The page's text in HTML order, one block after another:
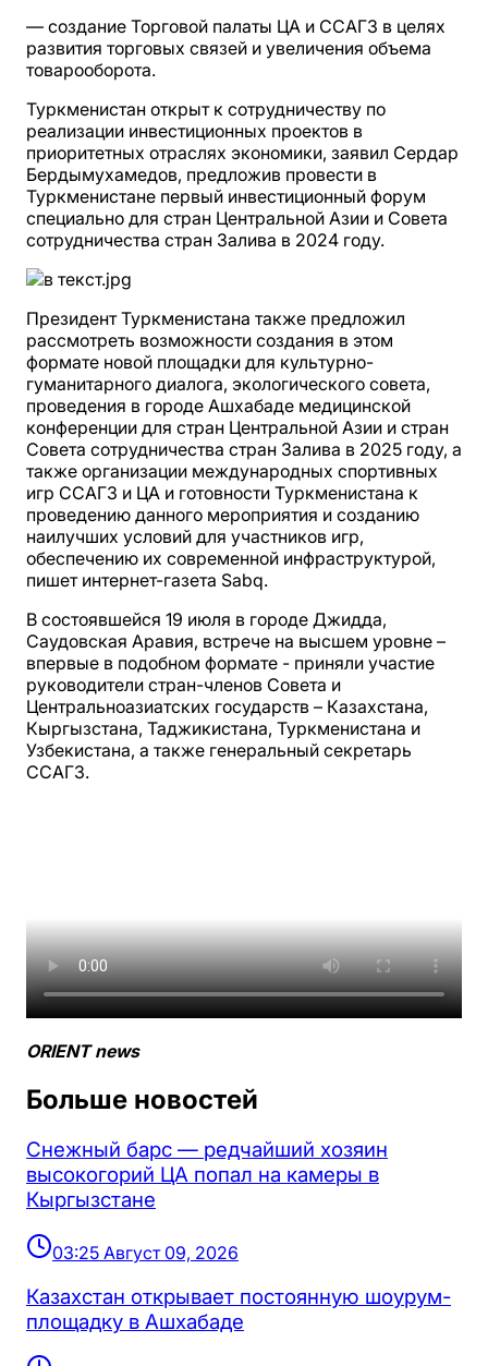
― создание Торговой палаты ЦА и ССАГЗ в целях
развития торговых связей и увеличения объема
товарооборота.
Туркменистан открыт к сотрудничеству по
реализации инвестиционных проектов в
приоритетных отраслях экономики, заявил Сердар
Бердымухамедов, предложив провести в
Туркменистане первый инвестиционный форум
специально для стран Центральной Азии и Совета
сотрудничества стран Залива в 2024 году.
Президент Туркменистана также предложил
рассмотреть возможности создания в этом
формате новой площадки для культурно-
гуманитарного диалога, экологического совета,
проведения в городе Ашхабаде медицинской
конференции для стран Центральной Азии и стран
Совета сотрудничества стран Залива в 2025 году, а
также организации международных спортивных
игр ССАГЗ и ЦА и готовности Туркменистана к
проведению данного мероприятия и созданию
наилучших условий для участников игр,
обеспечению их современной инфраструктурой,
пишет интернет-газета Sabq.
В состоявшейся 19 июля в городе Джидда,
Саудовская Аравия, встрече на высшем уровне –
впервые в подобном формате - приняли участие
руководители стран-членов Совета и
Центральноазиатских государств – Казахстана,
Кыргызстана, Таджикистана, Туркменистана и
Узбекистана, а также генеральный секретарь
ССАГЗ.
ORIENT news
Больше новостей
Снежный барс — редчайший хозяин
высокогорий ЦА попал на камеры в
Кыргызстане
03:25 Август 09, 2026
Казахстан открывает постоянную шоурум-
площадку в Ашхабаде